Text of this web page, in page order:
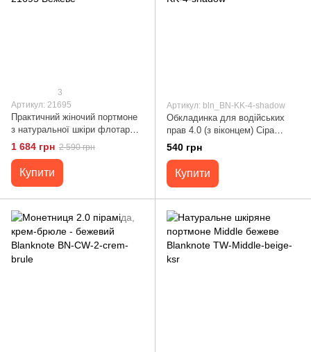
3
Артикул: 21695
Практичний жіночий портмоне
з натуральної шкіри флотар
CANPELLINI 21695 Бежеве
1 684 грн 2 590 грн
Купити
Артикул: bln_BN-KK-4-shadow
Обкладинка для водійських
прав 4.0 (з віконцем) Сіра
Blanknote BN-KK-4-shadow
540 грн
Купити